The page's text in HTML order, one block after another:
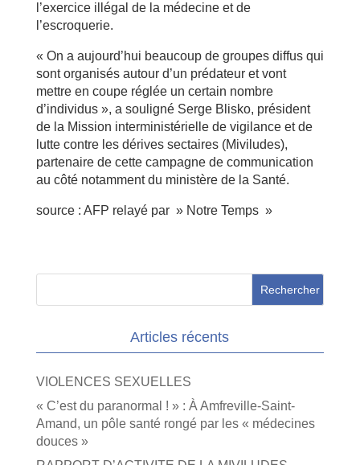
l’exercice illégal de la médecine et de
l’escroquerie.
« On a aujourd’hui beaucoup de groupes diffus qui
sont organisés autour d’un prédateur et vont
mettre en coupe réglée un certain nombre
d’individus », a souligné Serge Blisko, président
de la Mission interministérielle de vigilance et de
lutte contre les dérives sectaires (Miviludes),
partenaire de cette campagne de communication
au côté notamment du ministère de la Santé.
source : AFP relayé par » Notre Temps »
Articles récents
VIOLENCES SEXUELLES
« C’est du paranormal ! » : À Amfreville-Saint-
Amand, un pôle santé rongé par les « médecines
douces »